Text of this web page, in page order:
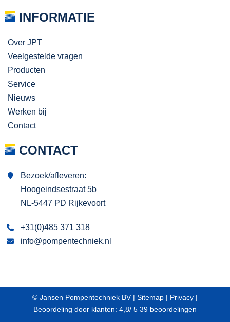
INFORMATIE
Over JPT
Veelgestelde vragen
Producten
Service
Nieuws
Werken bij
Contact
CONTACT
Bezoek/afleveren:
Hoogeindsestraat 5b
NL-5447 PD Rijkevoort
+31(0)485 371 318
info@pompentechniek.nl
© Jansen Pompentechniek BV | Sitemap | Privacy |
Beoordeling door klanten: 4,8/ 5 39 beoordelingen